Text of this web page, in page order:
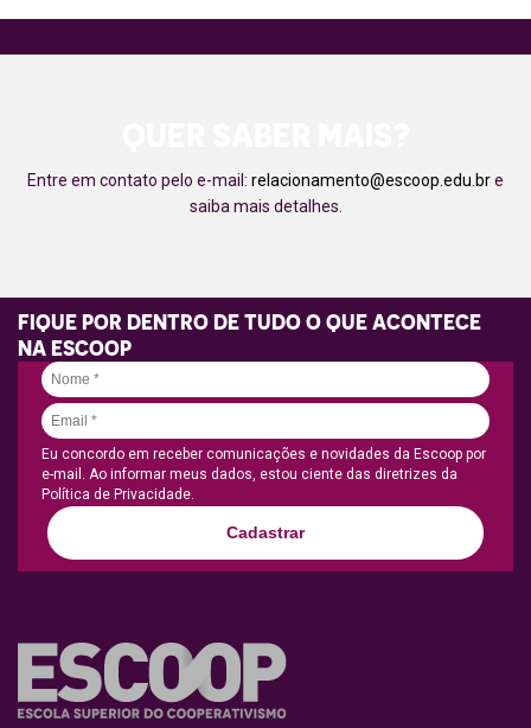
Entre em contato pelo e-mail: relacionamento@escoop.edu.bre
saiba mais detalhes.
FIQUE POR DENTRO DE TUDO O QUE ACONTECE
NA ESCOOP
Eu concordo em receber comunicações e novidades da Escoop por
e-mail. Ao informar meus dados, estou ciente das diretrizes da
Política de Privacidade.
Cadastrar